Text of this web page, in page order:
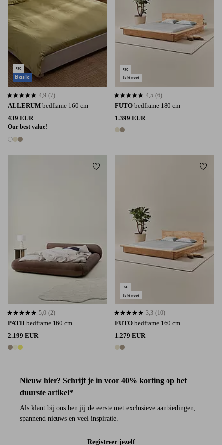
ALLERUM bedframe 160 cm
439 EUR
Our best value!
3 kleuren
4,9 op basis van 7 beoordelingen
4,9 (7)
Basic
FUTO bedframe 180 cm
1.399 EUR
2 kleuren
4,5 op basis van 6 beoordelingen
4,5 (6)
PATH bedframe 160 cm
2.199 EUR
3 kleuren
5,0 op basis van 2 beoordelingen
5,0 (2)
Toevoegen aan favorieten
FUTO bedframe 160 cm
1.279 EUR
2 kleuren
3,3 op basis van 10 beoordelingen
3,3 (10)
Nieuw hier? Schrijf je in voor 40% korting op het
duurste artikel*
Als klant bij ons ben jij de eerste met exclusieve aanbiedingen,
spannend nieuws en veel inspiratie.
Registreer jezelf